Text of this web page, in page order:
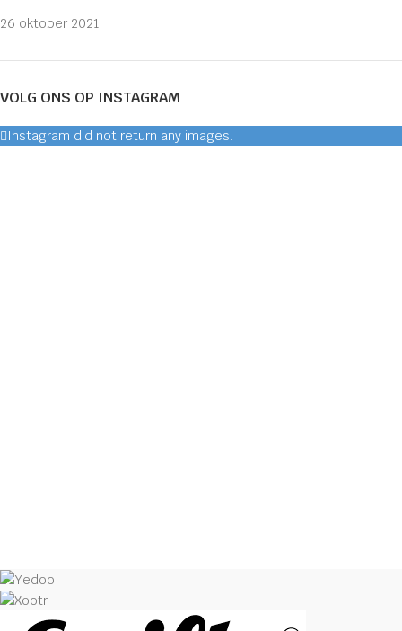
26 oktober 2021
VOLG ONS OP INSTAGRAM
Instagram did not return any images.